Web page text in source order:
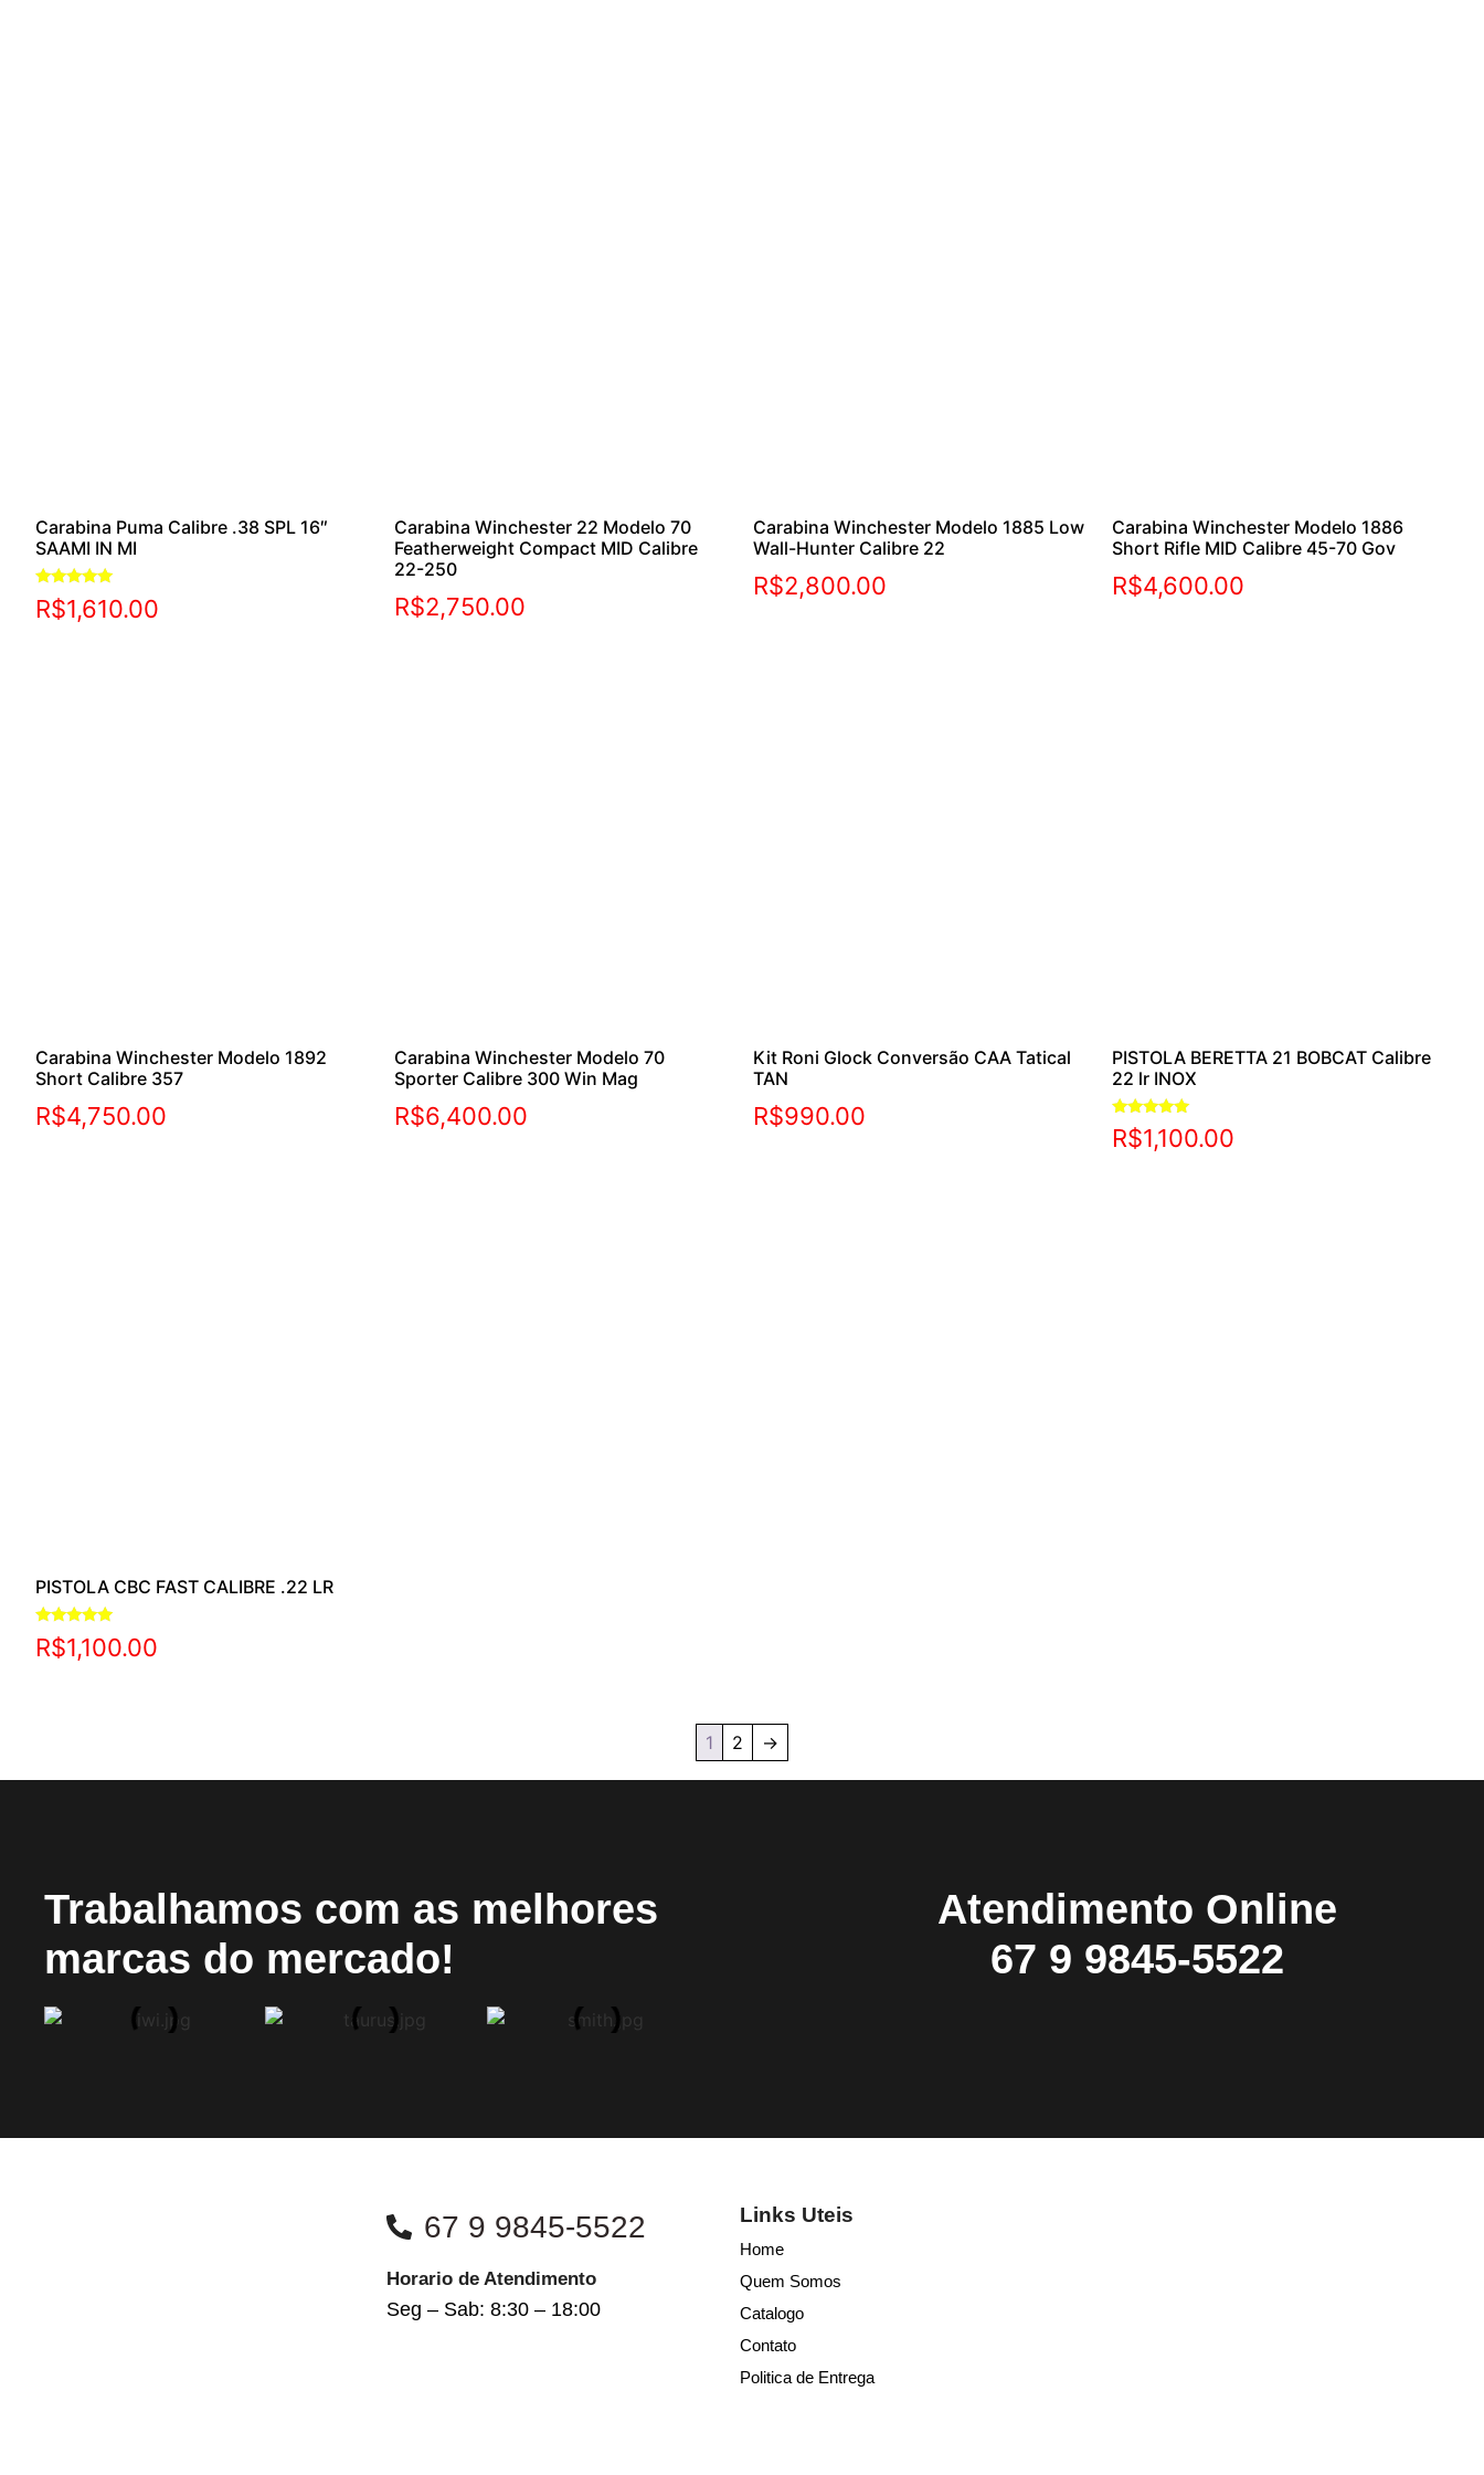
Carabina Puma Calibre .38 SPL 16″
SAAMI IN MI
Avaliação
5.00
R$1,610.00
Carabina Winchester 22 Modelo 70
Featherweight Compact MID Calibre
22-250
R$2,750.00
Carabina Winchester Modelo 1885 Low
Wall-Hunter Calibre 22
R$2,800.00
Carabina Winchester Modelo 1886
Short Rifle MID Calibre 45-70 Gov
R$4,600.00
Carabina Winchester Modelo 1892
Short Calibre 357
R$4,750.00
Carabina Winchester Modelo 70
Sporter Calibre 300 Win Mag
R$6,400.00
Kit Roni Glock Conversão CAA Tatical
TAN
R$990.00
PISTOLA BERETTA 21 BOBCAT Calibre
22 lr INOX
Avaliação
5.00
R$1,100.00
PISTOLA CBC FAST CALIBRE .22 LR
Avaliação
5.00
R$1,100.00
1 2 →
Trabalhamos com as melhores
marcas do mercado!
Atendimento Online
67 9 9845-5522
67 9 9845-5522
Horario de Atendimento
Seg – Sab: 8:30 – 18:00
Links Uteis
Home
Quem Somos
Catalogo
Contato
Politica de Entrega